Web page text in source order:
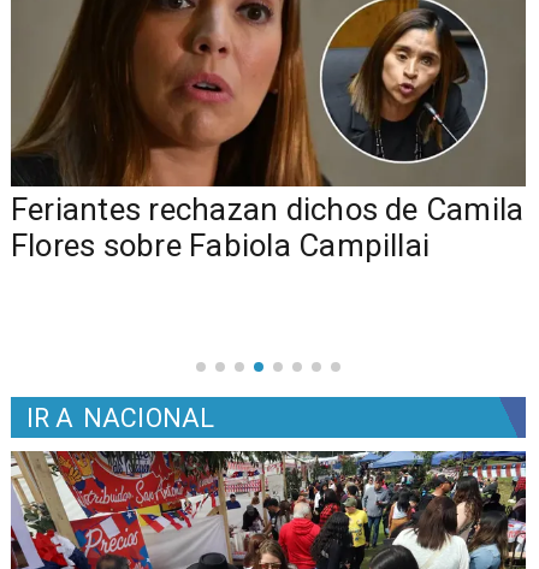
Feriantes rechazan dichos de Camila
Flores sobre Fabiola Campillai
IR A NACIONAL